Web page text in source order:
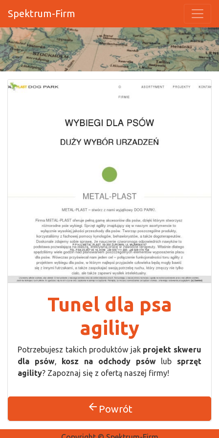
Spektrum-Firm
Tunel dla psa
agility
Potrzebujesz takich produktów jak projekt skweru
dla psów, kosz na odchody psówlub sprzęt
agility? Zapoznaj się z ofertą naszej firmy!
arrow_back Powrót